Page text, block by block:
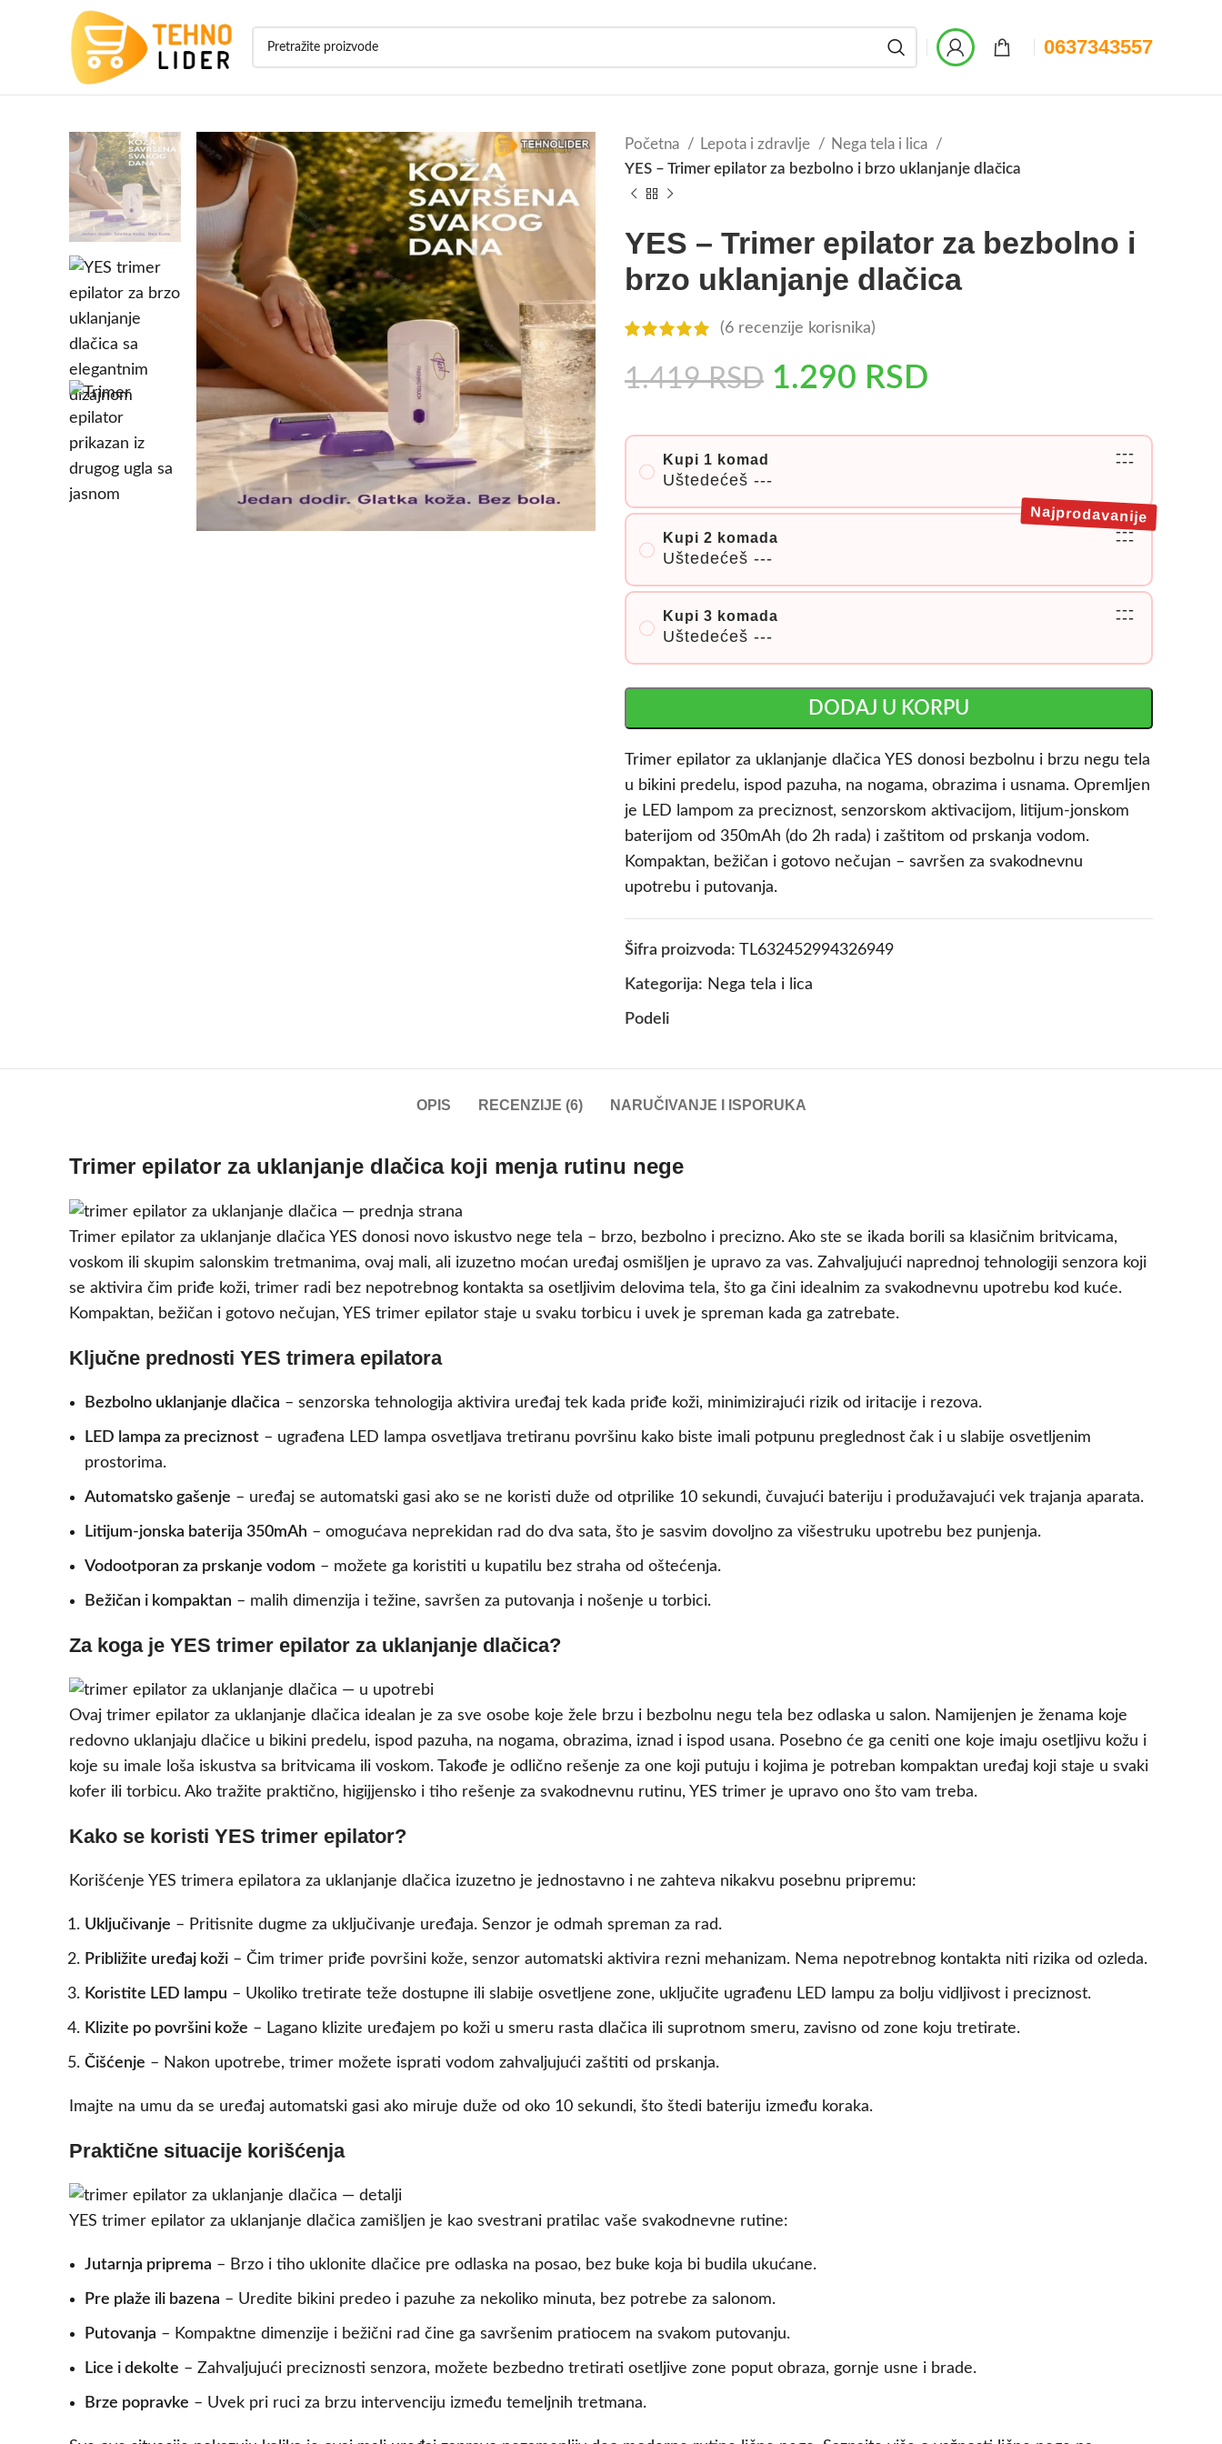
0637343557
Početna Lepota i zdravlje
Nega tela i lica
YES – Trimer epilator za bezbolno i brzo uklanjanje dlačica
YES – Trimer epilator za bezbolno i
brzo uklanjanje dlačica
(6 recenzije korisnika)
1.419RSD 1.290 RSD
Kupi 1 komad
Uštedećeš ---
---
---
Kupi 2 komada
Uštedećeš ---
---
---
Najprodavanije
Kupi 3 komada
Uštedećeš ---
---
---
DODAJ U KORPU
Trimer epilator za uklanjanje dlačica YES donosi bezbolnu i brzu negu tela
u bikini predelu, ispod pazuha, na nogama, obrazima i usnama. Opremljen
je LED lampom za preciznost, senzorskom aktivacijom, litijum-jonskom
baterijom od 350mAh (do 2h rada) i zaštitom od prskanja vodom.
Kompaktan, bežičan i gotovo nečujan – savršen za svakodnevnu
upotrebu i putovanja.
Šifra proizvoda: TL632452994326949
Kategorija: Nega tela i lica
Podeli
OPIS RECENZIJE (6) NARUČIVANJE I ISPORUKA
Trimer epilator za uklanjanje dlačica koji menja rutinu nege
Trimer epilator za uklanjanje dlačica YES donosi novo iskustvo nege tela – brzo, bezbolno i precizno. Ako ste se ikada borili sa klasičnim britvicama,
voskom ili skupim salonskim tretmanima, ovaj mali, ali izuzetno moćan uređaj osmišljen je upravo za vas. Zahvaljujući naprednoj tehnologiji senzora koji
se aktivira čim priđe koži, trimer radi bez nepotrebnog kontakta sa osetljivim delovima tela, što ga čini idealnim za svakodnevnu upotrebu kod kuće.
Kompaktan, bežičan i gotovo nečujan, YES trimer epilator staje u svaku torbicu i uvek je spreman kada ga zatrebate.
Ključne prednosti YES trimera epilatora
Bezbolno uklanjanje dlačica – senzorska tehnologija aktivira uređaj tek kada priđe koži, minimizirajući rizik od iritacije i rezova.
LED lampa za preciznost – ugrađena LED lampa osvetljava tretiranu površinu kako biste imali potpunu preglednost čak i u slabije osvetljenim
prostorima.
Automatsko gašenje – uređaj se automatski gasi ako se ne koristi duže od otprilike 10 sekundi, čuvajući bateriju i produžavajući vek trajanja aparata.
Litijum-jonska baterija 350mAh – omogućava neprekidan rad do dva sata, što je sasvim dovoljno za višestruku upotrebu bez punjenja.
Vodootporan za prskanje vodom – možete ga koristiti u kupatilu bez straha od oštećenja.
Bežičan i kompaktan – malih dimenzija i težine, savršen za putovanja i nošenje u torbici.
Za koga je YES trimer epilator za uklanjanje dlačica?
Ovaj trimer epilator za uklanjanje dlačica idealan je za sve osobe koje žele brzu i bezbolnu negu tela bez odlaska u salon. Namijenjen je ženama koje
redovno uklanjaju dlačice u bikini predelu, ispod pazuha, na nogama, obrazima, iznad i ispod usana. Posebno će ga ceniti one koje imaju osetljivu kožu i
koje su imale loša iskustva sa britvicama ili voskom. Takođe je odlično rešenje za one koji putuju i kojima je potreban kompaktan uređaj koji staje u svaki
kofer ili torbicu. Ako tražite praktično, higijjensko i tiho rešenje za svakodnevnu rutinu, YES trimer je upravo ono što vam treba.
Kako se koristi YES trimer epilator?
Korišćenje YES trimera epilatora za uklanjanje dlačica izuzetno je jednostavno i ne zahteva nikakvu posebnu pripremu:
Uključivanje – Pritisnite dugme za uključivanje uređaja. Senzor je odmah spreman za rad.
Približite uređaj koži – Čim trimer priđe površini kože, senzor automatski aktivira rezni mehanizam. Nema nepotrebnog kontakta niti rizika od ozleda.
Koristite LED lampu – Ukoliko tretirate teže dostupne ili slabije osvetljene zone, uključite ugrađenu LED lampu za bolju vidljivost i preciznost.
Klizite po površini kože – Lagano klizite uređajem po koži u smeru rasta dlačica ili suprotnom smeru, zavisno od zone koju tretirate.
Čišćenje – Nakon upotrebe, trimer možete isprati vodom zahvaljujući zaštiti od prskanja.
Imajte na umu da se uređaj automatski gasi ako miruje duže od oko 10 sekundi, što štedi bateriju između koraka.
Praktične situacije korišćenja
YES trimer epilator za uklanjanje dlačica zamišljen je kao svestrani pratilac vaše svakodnevne rutine:
Jutarnja priprema – Brzo i tiho uklonite dlačice pre odlaska na posao, bez buke koja bi budila ukućane.
Pre plaže ili bazena – Uredite bikini predeo i pazuhe za nekoliko minuta, bez potrebe za salonom.
Putovanja – Kompaktne dimenzije i bežični rad čine ga savršenim pratiocem na svakom putovanju.
Lice i dekolte – Zahvaljujući preciznosti senzora, možete bezbedno tretirati osetljive zone poput obraza, gornje usne i brade.
Brze popravke – Uvek pri ruci za brzu intervenciju između temeljnih tretmana.